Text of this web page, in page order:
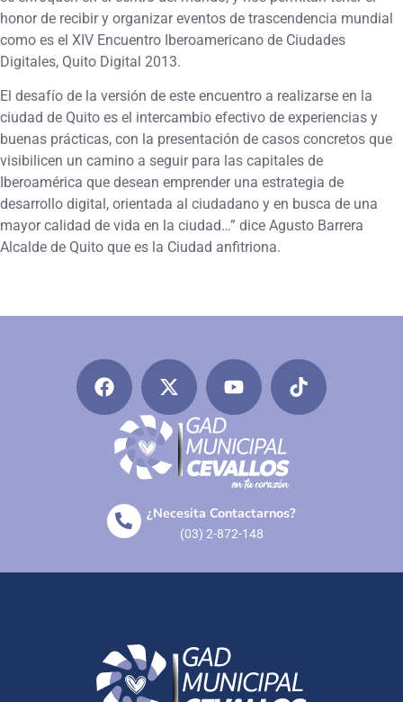
honor de recibir y organizar eventos de trascendencia mundial
como es el XIV Encuentro Iberoamericano de Ciudades
Digitales, Quito Digital 2013.
El desafío de la versión de este encuentro a realizarse en la
ciudad de Quito es el intercambio efectivo de experiencias y
buenas prácticas, con la presentación de casos concretos que
visibilicen un camino a seguir para las capitales de
Iberoamérica que desean emprender una estrategia de
desarrollo digital, orientada al ciudadano y en busca de una
mayor calidad de vida en la ciudad…” dice Agusto Barrera
Alcalde de Quito que es la Ciudad anfitriona.
¿Necesita Contactarnos?
(03) 2-872-148